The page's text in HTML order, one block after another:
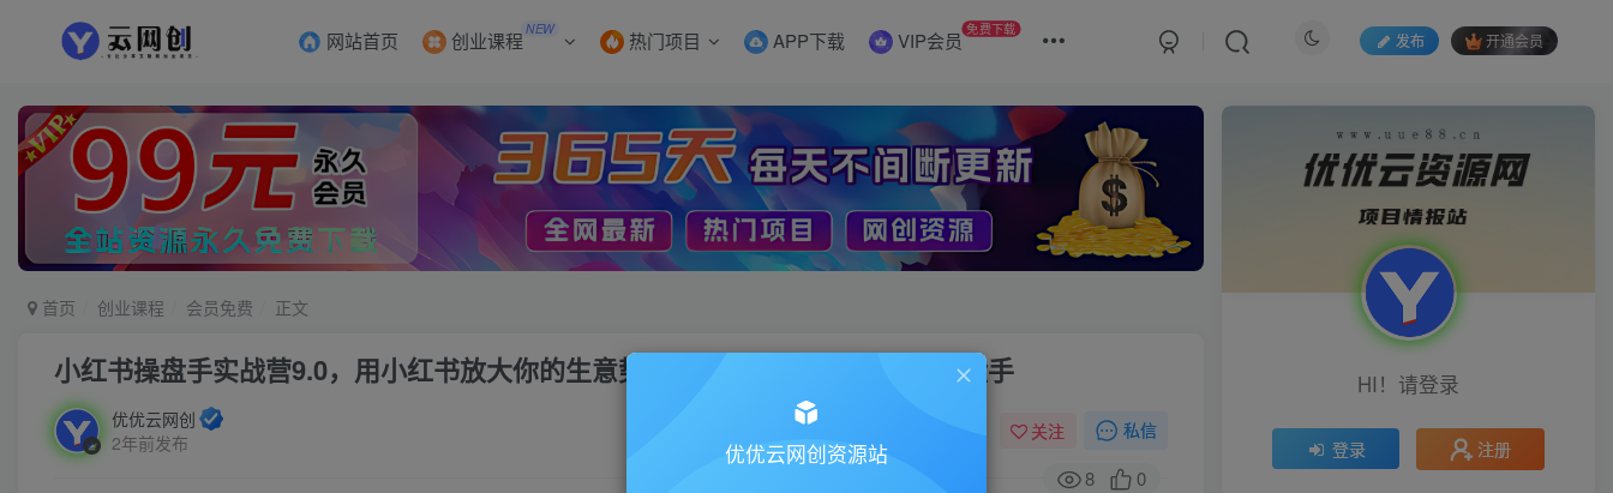
网站首页 创业课程 NEW 热门项目 APP下载 VIP会员 免费下载
发布 开通会员
首页 创业课程 会员免费 正文
小红书操盘手实战营9.0，用小红书放大你的生意势能，赋能少数人成为优秀操盘手
优优云网创
2年前发布
关注 私信
8 0
HI！请登录
登录 注册
优优云网创资源站